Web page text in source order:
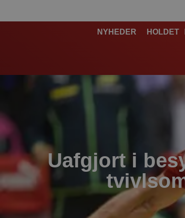
NYHEDER HOLDET
Uafgjort i